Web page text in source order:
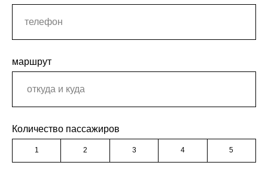
маршрут
Количество пассажиров
1 2 3 4 5